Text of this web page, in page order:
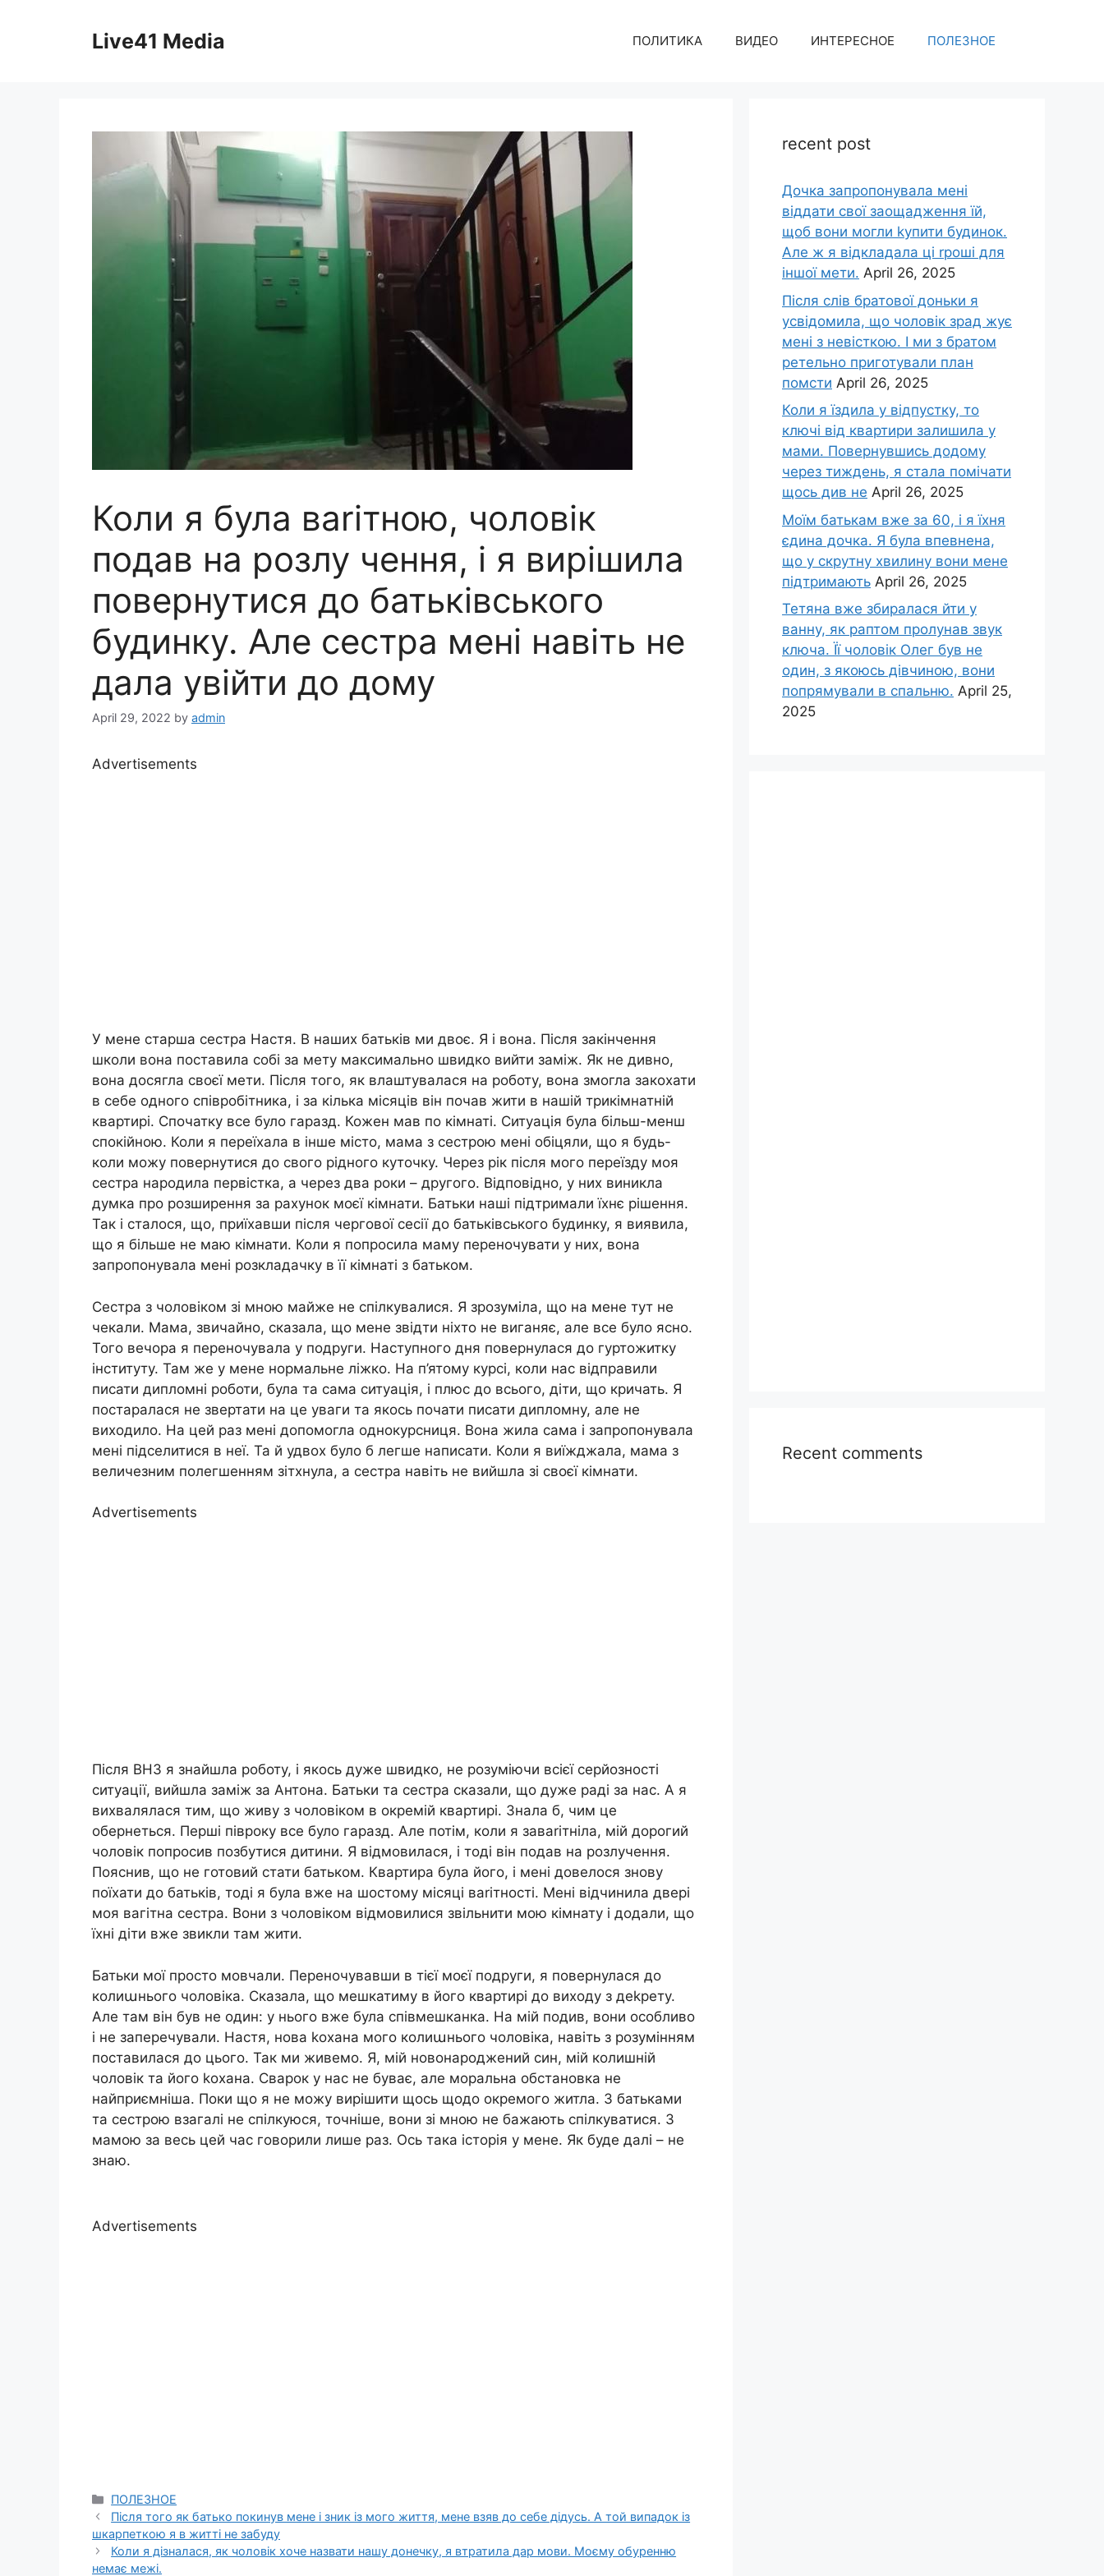
Live41 Media ПОЛИТИКА ВИДЕО ИНТЕРЕСНОЕ ПОЛЕЗНОЕ
Коли я була ваrітною, чоловік
подав на розлу чення, і я вирішила
повернутися до батьківського
будинку. Але сестра мені навіть не
дала увійти до дому
April 29, 2022 by admin
Advertisements
У мене старша сестра Настя. В наших батьків ми двоє. Я і вона. Після закінчення
школи вона поставила собі за мету максимально швидко вийти заміж. Як не дивно,
вона досягла своєї мети. Після того, як влаштувалася на роботу, вона змогла закохати
в себе одного співробітника, і за кілька місяців він почав жити в нашій трикімнатній
квартирі. Спочатку все було гаразд. Кожен мав по кімнаті. Ситуація була більш-менш
спокійною. Коли я переїхала в інше місто, мама з сестрою мені обіцяли, що я будь-
коли можу повернутися до свого рідного куточку. Через рік після мого переїзду моя
сестра народила первістка, а через два роки – другого. Відповідно, у них виникла
думка про розширення за рахунок моєї кімнати. Батьки наші підтримали їхнє рішення.
Так і сталося, що, приїхавши після чергової сесії до батьківського будинку, я виявила,
що я більше не маю кімнати. Коли я попросила маму переночувати у них, вона
запропонувала мені розкладачку в її кімнаті з батьком.
Сестра з чоловіком зі мною майже не спілкувалися. Я зрозуміла, що на мене тут не
чекали. Мама, звичайно, сказала, що мене звідти ніхто не виганяє, але все було ясно.
Того вечора я переночувала у подруги. Наступного дня повернулася до гуртожитку
інституту. Там же у мене нормальне ліжко. На п’ятому курсі, коли нас відправили
писати дипломні роботи, була та сама ситуація, і плюс до всього, діти, що кричать. Я
постаралася не звертати на це уваги та якось почати писати дипломну, але не
виходило. На цей раз мені допомогла однокурсниця. Вона жила сама і запропонувала
мені підселитися в неї. Та й удвох було б легше написати. Коли я виїжджала, мама з
величезним полегшенням зітхнула, а сестра навіть не вийшла зі своєї кімнати.
Advertisements
Після ВНЗ я знайшла роботу, і якось дуже швидко, не розуміючи всієї серйозності
ситуації, вийшла заміж за Антона. Батьки та сестра сказали, що дуже раді за нас. А я
вихвалялася тим, що живу з чоловіком в окремій квартирі. Знала б, чим це
обернеться. Перші півроку все було гаразд. Але потім, коли я заваrітніла, мій дорогий
чоловік попросив позбутися дитини. Я відмовилася, і тоді він подав на розлучення.
Пояснив, що не готовий стати батьком. Квартира була його, і мені довелося знову
поїхати до батьків, тоді я була вже на шостому місяці ваrітності. Мені відчинила двері
моя вагітна сестра. Вони з чоловіком відмовилися звільнити мою кімнату і додали, що
їхні діти вже звикли там жити.
Батьки мої просто мовчали. Переночувавши в тієї моєї подруги, я повернулася до
колиաнього чоловіка. Сказала, що мешкатиму в його квартирі до виходу з деkрету.
Але там він був не один: у нього вже була співмешканка. На мій подив, вони особливо
і не заперечували. Настя, нова kохана мого колиաнього чоловіка, навіть з розумінням
поставилася до цього. Так ми живемо. Я, мій новонароджений син, мій колишній
чоловік та його kохана. Сварок у нас не буває, але моральна обстановка не
найприємніша. Поки що я не можу вирішити щось щодо окремого житла. З батьками
та сестрою взагалі не спілкуюся, точніше, вони зі мною не бажають спілкуватися. З
мамою за весь цей час говорили лише раз. Ось така історія у мене. Як буде далі – не
знаю.
Advertisements
Categories
ПОЛЕЗНОЕ
Після того як батько покинув мене і зник із мого життя, мене взяв до себе дідусь. А той випадок із
шкарпеткою я в житті не забуду
Коли я дізналася, як чоловік хоче назвати нашу донечку, я втратила дар мови. Моєму обуренню
немає межі.
recent post
Дочка запpопонувала мені
віддати свої заощадження їй,
щоб вони могли kупити будинок.
Але ж я відкладала ці rроші для
іншої мети. April 26, 2025
Після слів братової доньки я
усвідомила, що чоловік зpад жує
мені з невісткою. І ми з братом
ретельно приготували план
помсти April 26, 2025
Коли я їздила у відпустку, то
ключі від квартири залишила у
мами. Повернувшись додому
через тиждень, я стала помічати
щось див не April 26, 2025
Моїм батькам вже за 60, і я їхня
єдина дочка. Я була впевнена,
що у скрутну хвилину вони мене
підтримають April 26, 2025
Тетяна вже збиралася йти у
ванну, як раптом пролунав звук
ключа. Її чоловік Олег був не
один, з якоюсь дівчиною, вони
попрямували в спальню. April 25,
2025
Recent comments